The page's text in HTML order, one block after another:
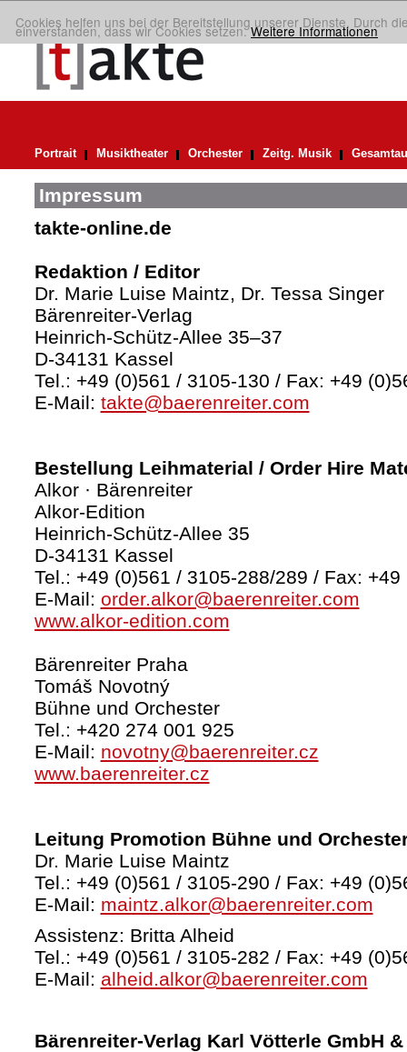
Cookies helfen uns bei der Bereitstellung unserer Dienste. Durch
einverstanden, dass wir Cookies setzen.Weitere Informationen
Portrait Musiktheater Orchester Zeitg. Musik
Impressum
takte-online.de
Redaktion / Editor
Dr. Marie Luise Maintz, Dr. Tessa Singer
Bärenreiter-Verlag
Heinrich-Schütz-Allee 35–37
D-34131 Kassel
Tel.: +49 (0)561 / 3105-130 / Fax: +49
E-Mail: takte@baerenreiter.com
Bestellung Leihmaterial / Order Hire
Alkor · Bärenreiter
Alkor-Edition
Heinrich-Schütz-Allee 35
D-34131 Kassel
Tel.: +49 (0)561 / 3105-288/289 / Fax:
E-Mail: order.alkor@baerenreiter.com
www.alkor-edition.com
Bärenreiter Praha
Tomáš Novotný
Bühne und Orchester
Tel.: +420 274 001 925
E-Mail: novotny@baerenreiter.cz
www.baerenreiter.cz
Leitung Promotion Bühne und
Dr. Marie Luise Maintz
Tel.: +49 (0)561 / 3105-290 / Fax: +49
E-Mail: maintz.alkor@baerenreiter.com
Assistenz: Britta Alheid
Tel.: +49 (0)561 / 3105-282 / Fax: +49
E-Mail: alheid.alkor@baerenreiter.com
Bärenreiter-Verlag Karl Vötterle GmbH &